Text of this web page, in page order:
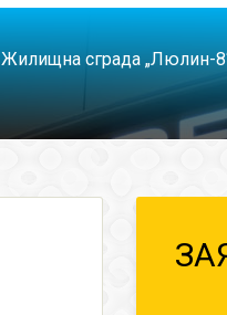
Жилищна сграда „Люлин-